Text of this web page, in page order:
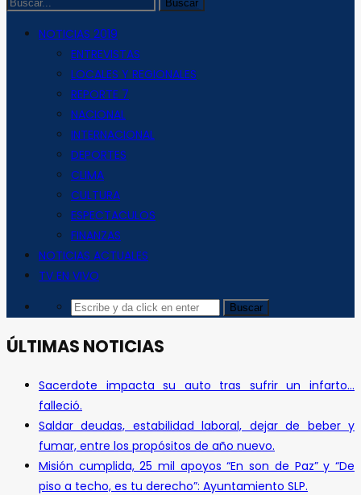
NOTICIAS 2019
ENTREVISTAS
LOCALES Y REGIONALES
REPORTE 7
NACIONAL
INTERNACIONAL
DEPORTES
CLIMA
CULTURA
ESPECTACULOS
FINANZAS
NOTICIAS ACTUALES
TV EN VIVO
ÚLTIMAS NOTICIAS
Sacerdote impacta su auto tras sufrir un infarto…
falleció.
Saldar deudas, estabilidad laboral, dejar de beber y
fumar, entre los propósitos de año nuevo.
Misión cumplida, 25 mil apoyos “En son de Paz” y “De
piso a techo, es tu derecho”: Ayuntamiento SLP.